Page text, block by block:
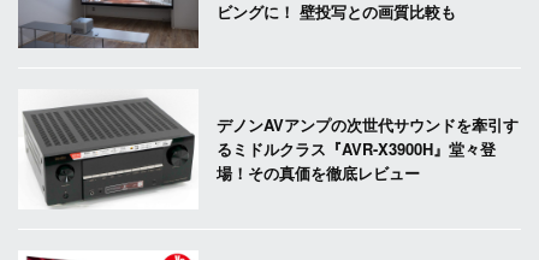
ビングに！ 壁投写との画質比較も
デノンAVアンプの次世代サウンドを牽引す
るミドルクラス『AVR-X3900H』堂々登
場！その真価を徹底レビュー